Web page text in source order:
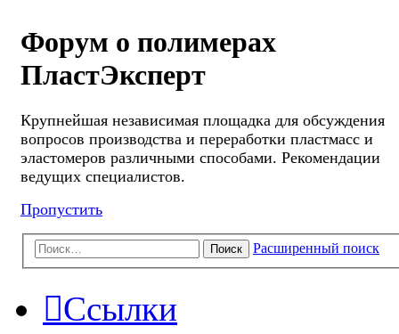
Форум о полимерах
ПластЭксперт
Крупнейшая независимая площадка для обсуждения
вопросов производства и переработки пластмасс и
эластомеров различными способами. Рекомендации
ведущих специалистов.
Пропустить
Поиск Расширенный поиск
Ссылки